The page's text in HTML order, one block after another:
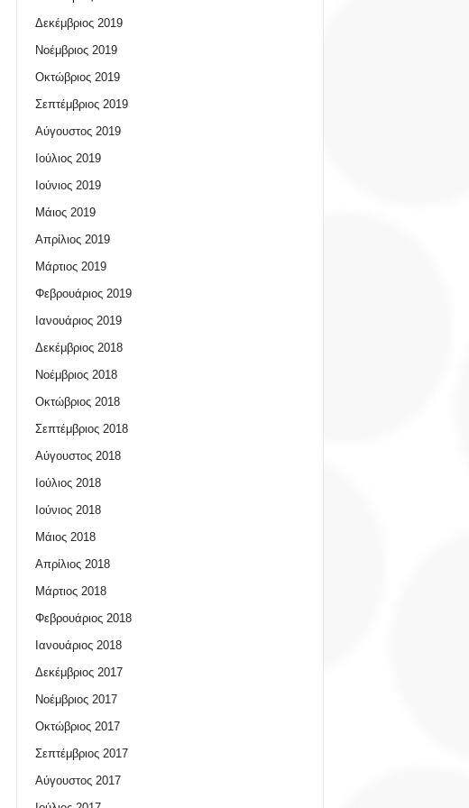
Δεκέμβριος 2019
Νοέμβριος 2019
Οκτώβριος 2019
Σεπτέμβριος 2019
Αύγουστος 2019
Ιούλιος 2019
Ιούνιος 2019
Μάιος 2019
Απρίλιος 2019
Μάρτιος 2019
Φεβρουάριος 2019
Ιανουάριος 2019
Δεκέμβριος 2018
Νοέμβριος 2018
Οκτώβριος 2018
Σεπτέμβριος 2018
Αύγουστος 2018
Ιούλιος 2018
Ιούνιος 2018
Μάιος 2018
Απρίλιος 2018
Μάρτιος 2018
Φεβρουάριος 2018
Ιανουάριος 2018
Δεκέμβριος 2017
Νοέμβριος 2017
Οκτώβριος 2017
Σεπτέμβριος 2017
Αύγουστος 2017